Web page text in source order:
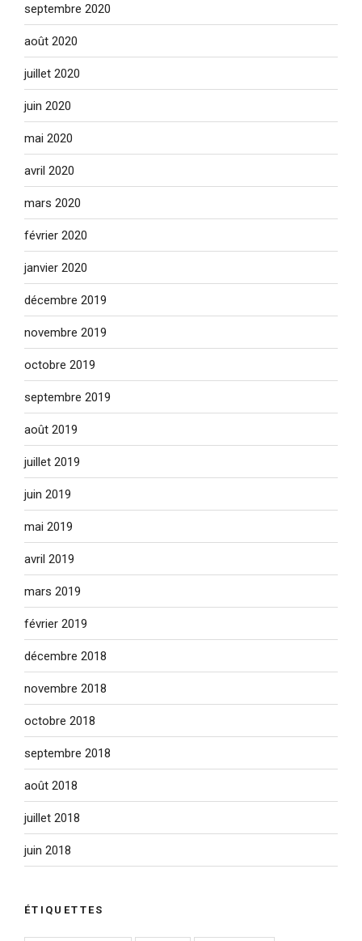
septembre 2020
août 2020
juillet 2020
juin 2020
mai 2020
avril 2020
mars 2020
février 2020
janvier 2020
décembre 2019
novembre 2019
octobre 2019
septembre 2019
août 2019
juillet 2019
juin 2019
mai 2019
avril 2019
mars 2019
février 2019
décembre 2018
novembre 2018
octobre 2018
septembre 2018
août 2018
juillet 2018
juin 2018
ÉTIQUETTES